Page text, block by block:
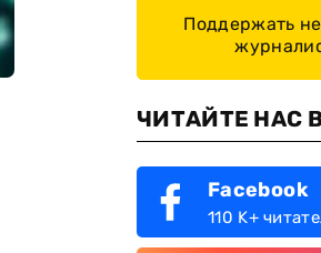
Поддержать
ЧИТАЙТЕ НАС
Facebook
110 K+